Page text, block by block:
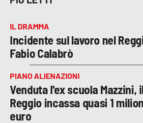
IL DRAMMA
Incidente sul lavoro nel
Fabio Calabrò
PIANO ALIENAZIONI
Venduta l'ex scuola Mazzini,
Reggio incassa quasi 1
euro